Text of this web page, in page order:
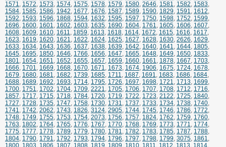
1571, 1572, 1573, 1574, 1575, 1578, 1579, 1580, 2646, 1581, 1582, 1583,
1584, 1585, 1586, 1942, 1677, 1676, 1587, 1589, 1590, 1829, 1591, 1612,
1592, 1593, 1596, 1868, 1594, 1632, 1595, 1597, 1750, 1598, 1752, 1599,
1696, 1600, 1601, 1602, 1603, 1635, 1690, 1604, 1761, 1605, 1606, 1607,
1608, 1609, 1610, 1611, 1859, 1613, 1618, 1614, 1672, 1615, 1616, 1617,
1623, 1619, 1620, 1621, 1622, 1624, 1625, 1627, 1628, 1630, 2626, 1629,
1633, 1634, 1643, 1636, 1637, 1638, 1639, 1642, 1640, 1641, 1644, 1805,
1645, 1695, 1850, 1646, 1766, 1656, 1647, 1665, 1648, 1649, 1650, 1833,
1801, 1654, 1651, 1652, 1655, 1657, 1659, 1660, 1661, 1878, 1667, 1703,
1666, 1701, 1669, 1668, 1670, 1671, 1673, 1674, 1906, 1675, 1724, 1678,
1679, 1680, 1681, 1682, 1739, 1685, 1711, 1687, 1691, 1683, 1686, 1684,
1688, 1689, 1692, 1693, 1714, 1795, 1726, 1697, 1698, 1721, 1713, 1699,
1700, 1751, 1702, 1704, 1709, 2221, 1705, 1706, 1707, 1708, 1712, 1716,
1857, 1717, 1715, 1718, 1784, 1720, 1719, 1722, 1723, 2122, 1725, 1840,
1727, 1728, 1735, 1747, 1758, 1730, 1731, 1737, 1733, 1734, 1738, 1740,
1741, 1742, 2062, 1743, 1826, 3124, 2905, 1744, 1745, 1746, 1786, 1772,
1748, 1749, 1755, 1753, 1754, 2073, 1756, 1757, 1824, 1762, 1759, 1760,
1763, 1802, 1764, 1765, 1776, 1767, 1770, 1768, 1769, 1773, 1771, 1774,
1775, 1777, 1778, 1789, 1779, 1780, 1781, 1782, 1783, 1785, 1787, 1788,
1804, 1790, 1791, 1792, 1793, 1794, 1796, 1797, 1798, 1799, 3075, 1861,
1800, 1803, 1806, 1807, 1808, 1819, 1809, 1810, 1811, 1812, 1813, 1814,